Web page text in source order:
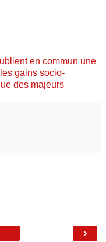
en commun une
gains socio-
des majeurs
›